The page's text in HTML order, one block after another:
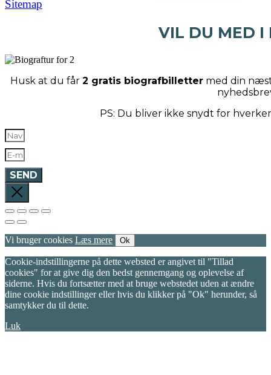
Sitemap
VIL DU MED I
Husk at du får 2 gratis biografbillettermed din
PS: Du bliver ikke snydt for
SEND
Vi bruger cookies Læs mere Ok
Cookie-indstillingerne på dette websted er angivet til "Tillad
cookies" for at give dig den bedst gennemgang og oplevelse af
siderne. Hvis du fortsætter med at bruge webstedet uden at ændre
dine cookie indstillinger eller hvis du klikker på "Ok" herunder, så
samtykker du til dette.
Luk